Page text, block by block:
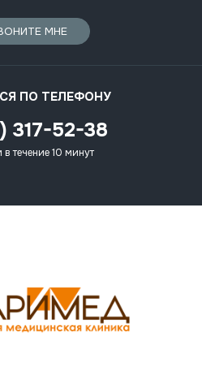
МНЕ
ПО ТЕЛЕФОНУ
317-52-38
в течение 10 минут